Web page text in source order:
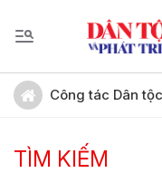
Công tác Dân tộc
TÌM KIẾM